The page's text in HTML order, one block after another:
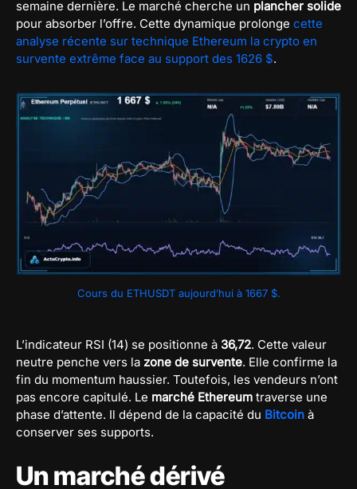
semaine dernière. Le marché cherche un plancher solide
pour absorber l’offre. Cette dynamique prolonge cette
analyse récente sur technique Ethereum la crypto en
survente extrême face au support des 1626 $.
Cours du ETHUSDT aujourd’hui à 1667 $.
L’indicateur RSI (14) se positionne à 36,72. Cette valeur
neutre penche vers la zone de survente. Elle confirme la
fin du momentum haussier. Toutefois, les vendeurs n’ont
pas encore capitulé. Le marché Ethereum traverse une
phase d’attente. Il dépend de la capacité du Bitcoin à
conserver ses supports.
Un marché dérivé